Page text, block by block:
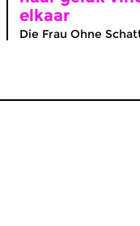
elkaar
Die Frau Ohne